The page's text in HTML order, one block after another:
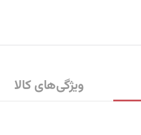
ویژگی‌های کالا